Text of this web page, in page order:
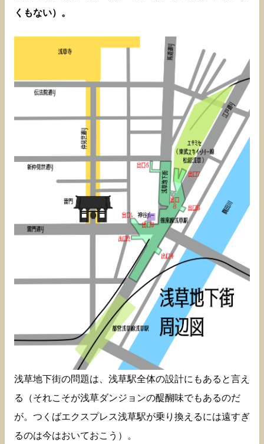
くもない）。
浅草地下街の問題は、浅草駅全体の設計にもあると言え
る（それこそが浅草ダンジョンの醍醐味でもあるのだ
が。つくばエクスプレス浅草駅が乗り換えるには遠すぎ
るのは今はおいておこう）。